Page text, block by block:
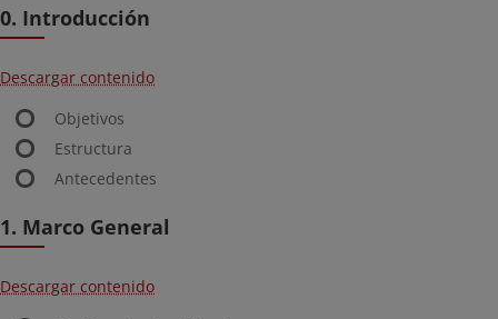
0. Introducción
Descargar contenido
Objetivos
Estructura
Antecedentes
1. Marco General
Descargar contenido